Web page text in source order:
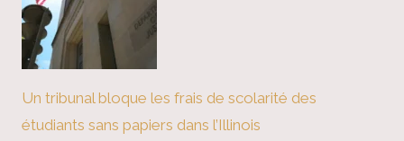
Un tribunal bloque les frais de scolarité des
étudiants sans papiers dans l’Illinois